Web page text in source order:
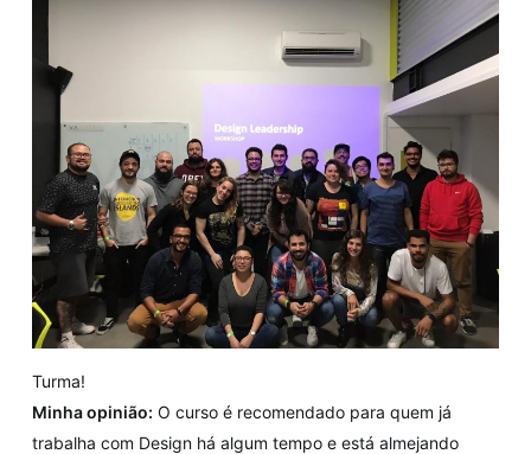
Turma!
Minha opinião: O curso é recomendado para quem já
trabalha com Design há algum tempo e está almejando